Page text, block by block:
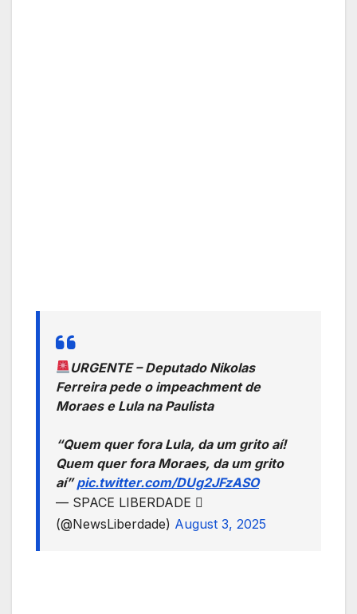
URGENTE – Deputado Nikolas
Ferreira pede o impeachment de
Moraes e Lula na Paulista
“Quem quer fora Lula, da um grito aí!
Quem quer fora Moraes, da um grito
aí”pic.twitter.com/DUg2JFzASO
— SPACE LIBERDADE 
(@NewsLiberdade) August 3, 2025